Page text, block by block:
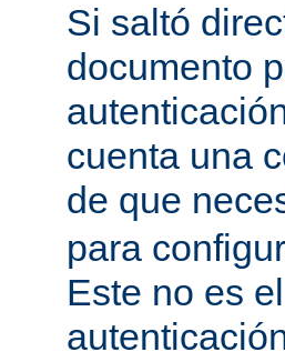
Si saltó
documento
cuenta una
de que
para
Este no es